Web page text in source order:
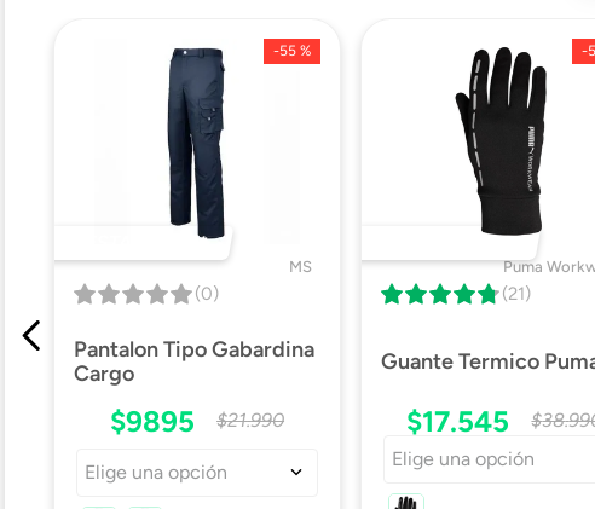
Mosquetón
Capacidad
-55 %
DESTACADO 🔥
MS
(0)
Pantalon Tipo Gabardina
Cargo
$9895 $21.990
Elige una opción
-
DESTACADO 🔥
Puma
(21)
Guante Termico
$17.545 $38.
Elige una opción